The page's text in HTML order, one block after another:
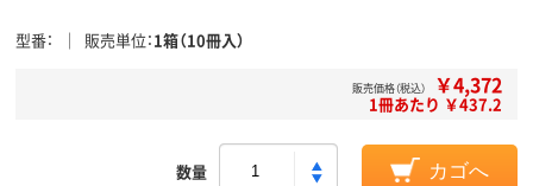
型番 販売単位 1箱（10冊入）
販売価格（税込） ￥4,372
1冊あたり ￥437.2
数量 カゴへ